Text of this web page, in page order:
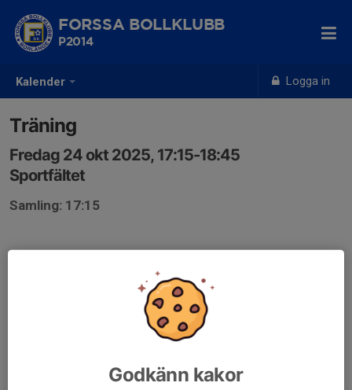
Kalender Logga in
FORSSA BOLLKLUBB
P2014
Träning
Fredag 24 okt 2025, 17:15-18:45
Sportfältet
Samling: 17:15
Godkänn kakor